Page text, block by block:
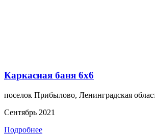
Каркасная баня 6х6
поселок Прибылово, Ленинградская
Сентябрь 2021
Подробнее